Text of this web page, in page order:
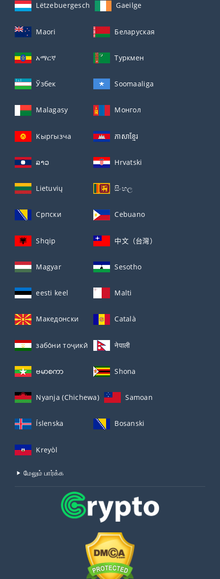
Lëtzebuergesch Gaeilge
Maori Беларуская
አማርኛ Туркмен
Ўзбек Soomaaliga
Malagasy Монгол
Кыргызча ភាសាខ្មែរ
ລາວ Hrvatski
Lietuvių සිංහල
Српски Cebuano
Shqip 中文（台灣）
Magyar Sesotho
eesti keel Malti
Македонски Català
забо́ни тоҷикӣ́ नेपाली
ဗမာစကာ Shona
Nyanja (Chichewa) Samoan
Íslenska Bosanski
Kreyòl
மேலும் பார்க்க